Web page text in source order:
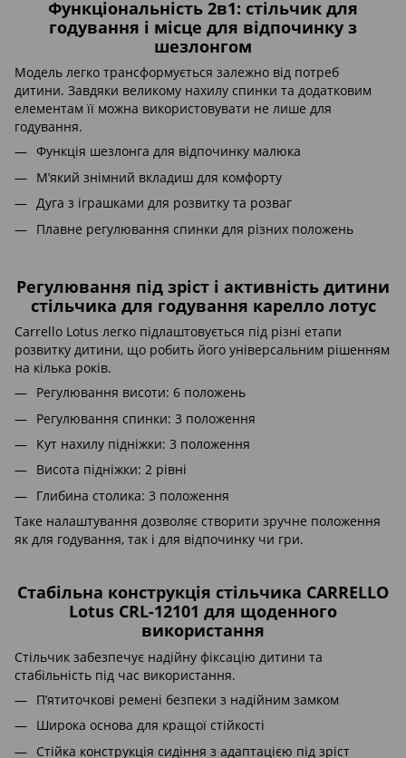
Функціональність 2в1: стільчик для
годування і місце для відпочинку з
шезлонгом
Модель легко трансформується залежно від потреб
дитини. Завдяки великому нахилу спинки та додатковим
елементам її можна використовувати не лише для
годування.
Функція шезлонга для відпочинку малюка
М’який знімний вкладиш для комфорту
Дуга з іграшками для розвитку та розваг
Плавне регулювання спинки для різних положень
Регулювання під зріст і активність дитини
стільчика для годування карелло лотус
Carrello Lotus легко підлаштовується під різні етапи
розвитку дитини, що робить його універсальним рішенням
на кілька років.
Регулювання висоти: 6 положень
Регулювання спинки: 3 положення
Кут нахилу підніжки: 3 положення
Висота підніжки: 2 рівні
Глибина столика: 3 положення
Таке налаштування дозволяє створити зручне положення
як для годування, так і для відпочинку чи гри.
Стабільна конструкція стільчика CARRELLO
Lotus CRL-12101 для щоденного
використання
Стільчик забезпечує надійну фіксацію дитини та
стабільність під час використання.
П’ятиточкові ремені безпеки з надійним замком
Широка основа для кращої стійкості
Стійка конструкція сидіння з адаптацією під зріст